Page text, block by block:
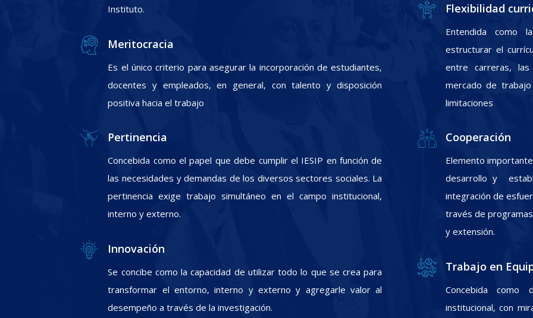
Instituto.
Meritocracia
Es el único criterio para asegurar la incorporación de estudiantes,
docentes y empleados, en general, con talento y disposición
positiva hacia el trabajo
Pertinencia
Concebida como el papel que debe cumplir el IESIP en función de
las necesidades y demandas de los diversos sectores sociales. La
pertinencia exige trabajo simultáneo en el campo institucional,
interno y externo.
Innovación
Se concibe como la capacidad de utilizar todo lo que se crea para
transformar el entorno, interno y externo y agregarle valor al
desempeño a través de la investigación.
Flexibilidad
Entendida como
estructurar el
entre carreras,
mercado de
limitaciones
Cooperación
Elemento
desarrollo y
integración de
través de
y extensión.
Trabajo en
Concebida como
institucional, con